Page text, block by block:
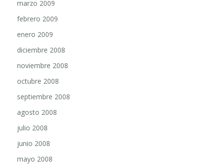
febrero 2009
enero 2009
diciembre 2008
noviembre 2008
octubre 2008
septiembre 2008
agosto 2008
julio 2008
junio 2008
mayo 2008